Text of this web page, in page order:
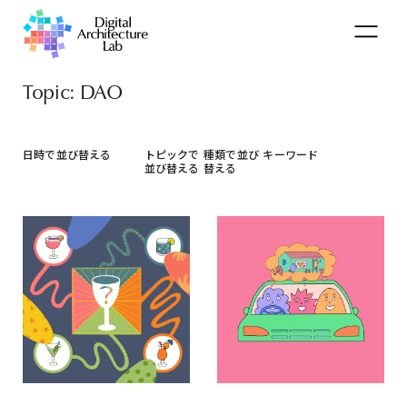
Topic: DAO
日時で並び替える
トピックで
並び替える
種類で並び
替える
キーワード